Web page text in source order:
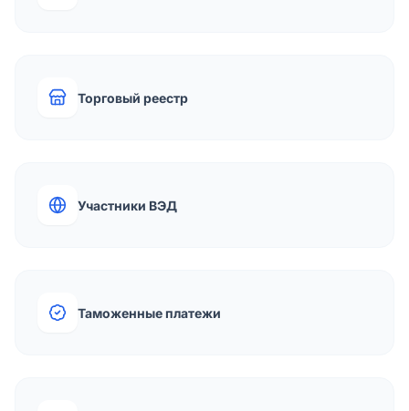
Торговый реестр
Участники ВЭД
Таможенные платежи